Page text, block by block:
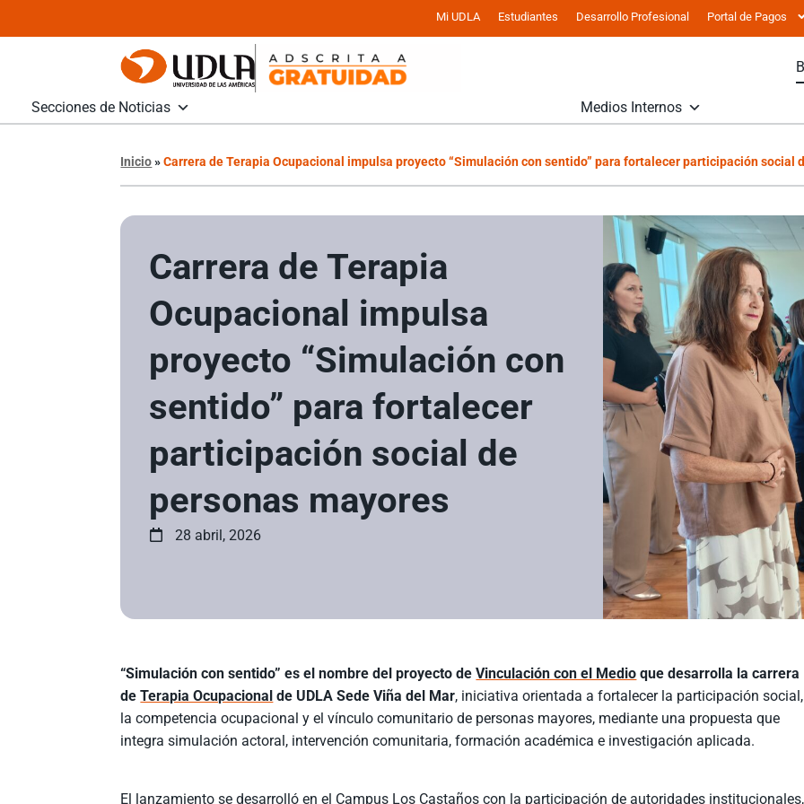
Mi UDLA Estudiantes Desarrollo Profesional Portal de Pagos
Secciones de Noticias Medios Internos
Inicio»Carrera de Terapia Ocupacional impulsa proyecto “Simulación con sentido” para fortalecer participación social
Carrera de Terapia
Ocupacional impulsa
proyecto “Simulación con
sentido” para fortalecer
participación social de
personas mayores
28 abril, 2026
“Simulación con sentido” es el nombre del proyecto deVinculación con el Medio que desarrolla la carrera
deTerapia Ocupacional de UDLA Sede Viña del Mar, iniciativa orientada a fortalecer la participación social,
la competencia ocupacional y el vínculo comunitario de personas mayores, mediante una propuesta que
integra simulación actoral, intervención comunitaria, formación académica e investigación aplicada.
El lanzamiento se desarrolló en el Campus Los Castaños con la participación de autoridades institucionales,